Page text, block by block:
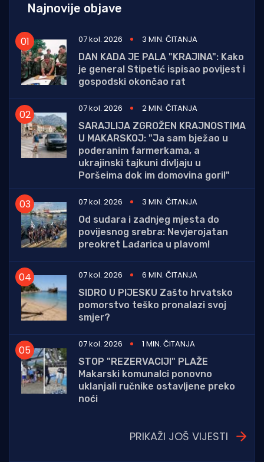
Najnovije objave
07 kol. 2026
3 MIN. ČITANJA
DAN KADA JE PALA "KRAJINA": Kako
je general Stipetić ispisao povijest i
gospodski okončao rat
07 kol. 2026
2 MIN. ČITANJA
SARAJLIJA ZGROŽEN KRAJNOSTIMA
U MAKARSKOJ: "Ja sam bježao u
poderanim farmerkama, a
ukrajinski tajkuni divljaju u
Poršeima dok im domovina gori!"
07 kol. 2026
3 MIN. ČITANJA
Od sudara i zadnjeg mjesta do
povijesnog srebra: Nevjerojatan
preokret Lađarica u plavom!
07 kol. 2026
6 MIN. ČITANJA
SIDRO U PIJESKU Zašto hrvatsko
pomorstvo teško pronalazi svoj
smjer?
07 kol. 2026
1 MIN. ČITANJA
STOP "REZERVACIJI" PLAŽE
Makarski komunalci ponovno
uklanjali ručnike ostavljene preko
noći
PRIKAŽI JOŠ VIJESTI